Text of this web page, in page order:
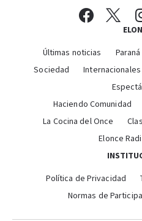
Últimas noticias Paraná
Sociedad
Internacionales
Haciendo Comunidad
La Cocina del Once
Elonce
Política de Privacidad
Normas de